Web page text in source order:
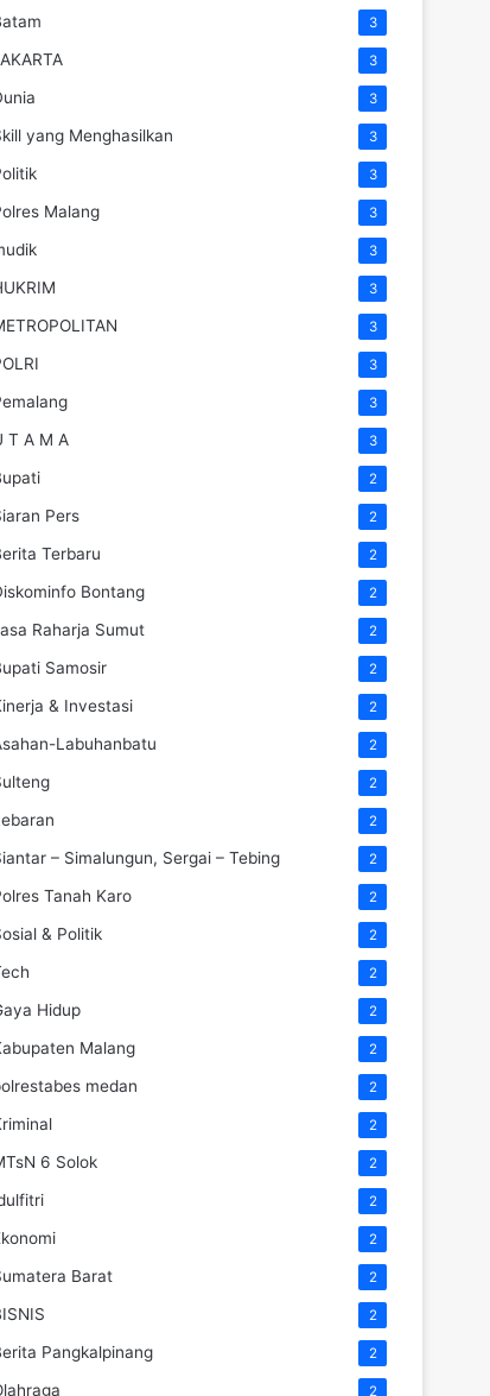
3
3
3
yang Menghasilkan 3
3
Malang 3
3
3
3
3
3
T A M A 3
2
Pers 2
Terbaru 2
Bontang 2
Raharja Sumut 2
Samosir 2
& Investasi 2
Labuhanbatu 2
2
2
– Simalungun, Sergai – Tebing 2
Tanah Karo 2
& Politik 2
2
Hidup 2
Malang 2
medan 2
2
6 Solok 2
2
2
Barat 2
2
Pangkalpinang 2
2